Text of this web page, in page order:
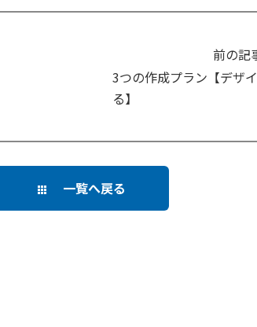
前の記
3つの作成プラン【デザ
る】
一覧へ戻る